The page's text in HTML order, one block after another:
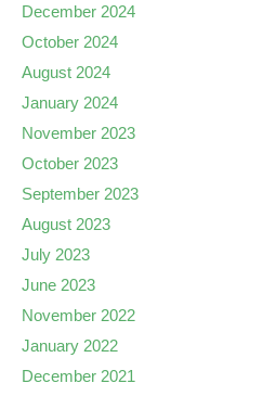
December 2024
October 2024
August 2024
January 2024
November 2023
October 2023
September 2023
August 2023
July 2023
June 2023
November 2022
January 2022
December 2021